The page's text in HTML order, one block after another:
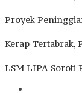
Proyek
Kerap Tertabrak,
LSM LIPA Soroti